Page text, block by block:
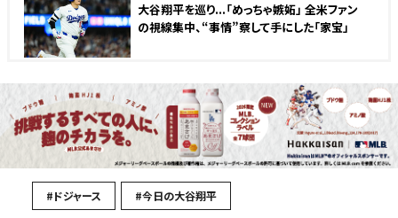
大谷翔平を巡り...「めっちゃ嫉妬」 全米ファン
の視線集中、“事情”察して手にした「家宝」
#ドジャース #今日の大谷翔平